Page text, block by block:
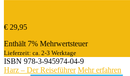
€ 29,95
Enthält 7% Mehrwertsteuer
Lieferzeit: ca. 2-3 Werktage
ISBN 978-3-945974-04-9
Harz – Der Reiseführer Mehr erfahren